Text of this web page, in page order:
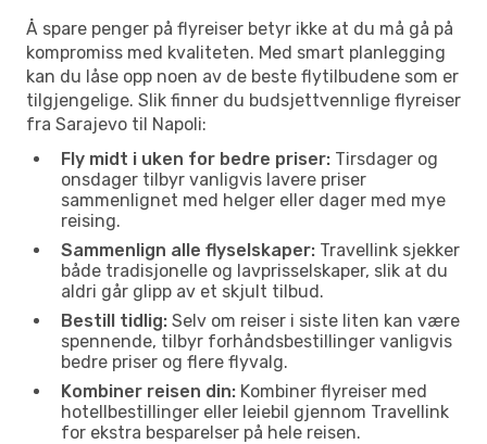
Å spare penger på flyreiser betyr ikke at du må gå på
kompromiss med kvaliteten. Med smart planlegging
kan du låse opp noen av de beste flytilbudene som er
tilgjengelige. Slik finner du budsjettvennlige flyreiser
fra Sarajevo til Napoli:
Fly midt i uken for bedre priser: Tirsdager og
onsdager tilbyr vanligvis lavere priser
sammenlignet med helger eller dager med mye
reising.
Sammenlign alle flyselskaper: Travellink sjekker
både tradisjonelle og lavprisselskaper, slik at du
aldri går glipp av et skjult tilbud.
Bestill tidlig: Selv om reiser i siste liten kan være
spennende, tilbyr forhåndsbestillinger vanligvis
bedre priser og flere flyvalg.
Kombiner reisen din: Kombiner flyreiser med
hotellbestillinger eller leiebil gjennom Travellink
for ekstra besparelser på hele reisen.